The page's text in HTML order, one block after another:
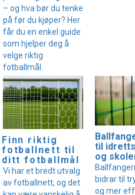
– og hva bør du tenke
på før du kjøper? Her
får du en enkel guide
som hjelper deg å
velge riktig
fotballmål.
Finn riktig
fotballnett til
ditt fotballmål
Vi har et bredt utvalg
av fotballnett, og det
til
og
bidrar til
og mer